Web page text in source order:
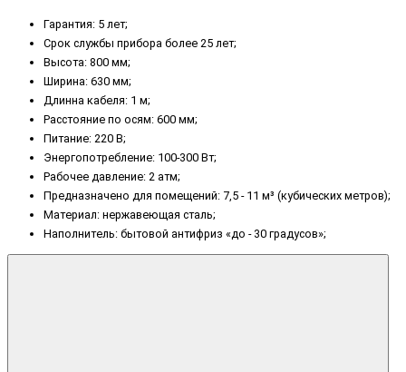
Гарантия: 5 лет;
Срок службы прибора более 25 лет;
Высота: 800 мм;
Ширина: 630 мм;
Длинна кабеля: 1 м;
Расстояние по осям: 600 мм;
Питание: 220 В;
Энергопотребление: 100-300 Вт;
Рабочее давление: 2 атм;
Предназначено для помещений: 7,5 - 11 м³ (кубических метров);
Материал: нержавеющая сталь;
Наполнитель: бытовой антифриз «до - 30 градусов»;